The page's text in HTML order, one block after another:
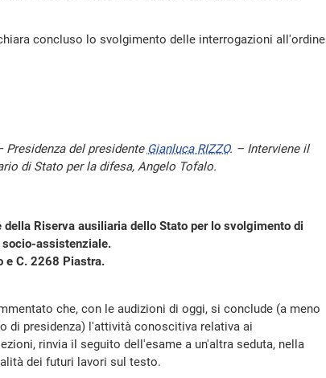
concluso lo svolgimento delle interrogazioni all'ordine
del presidente Gianluca RIZZO. – Interviene il
di Stato per la difesa, Angelo Tofalo.
della Riserva ausiliaria dello Stato per lo svolgimento di
assistenziale.
e C. 2268 Piastra.
che, con le audizioni di oggi, si conclude (a meno
di presidenza) l'attività conoscitiva relativa ai
rinvia il seguito dell'esame a un'altra seduta, nella
dei futuri lavori sul testo.